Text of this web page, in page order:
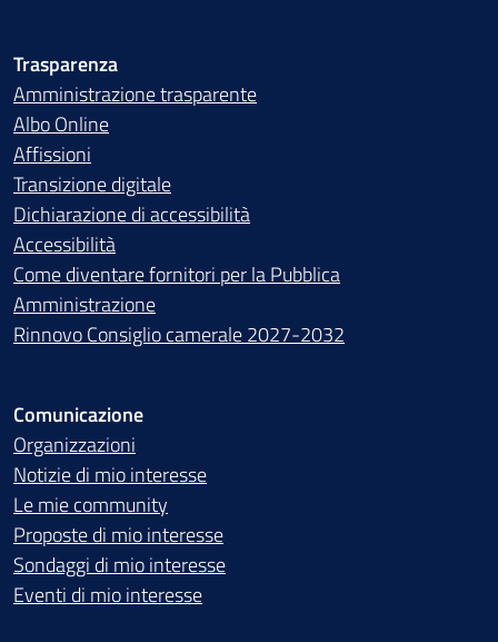
Trasparenza
Amministrazione trasparente
Albo Online
Affissioni
Transizione digitale
Dichiarazione di accessibilità
Accessibilità
Come diventare fornitori per la Pubblica
Amministrazione
Rinnovo Consiglio camerale 2027-2032
Comunicazione
Organizzazioni
Notizie di mio interesse
Le mie community
Proposte di mio interesse
Sondaggi di mio interesse
Eventi di mio interesse